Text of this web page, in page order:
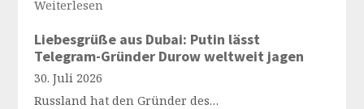
Weiterlesen
Liebesgrüße aus Dubai: Putin lässt
Telegram-Gründer Durow weltweit jagen
30. Juli 2026
Russland hat den Gründer des…